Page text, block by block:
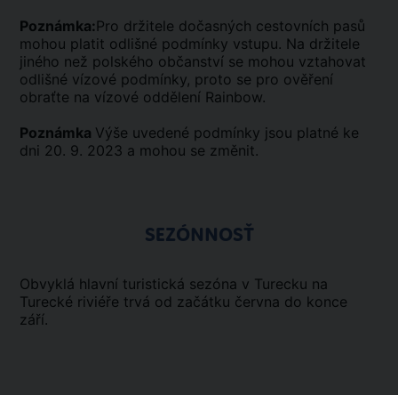
Poznámka: Pro držitele dočasných cestovních pasů
mohou platit odlišné podmínky vstupu. Na držitele
jiného než polského občanství se mohou vztahovat
odlišné vízové podmínky, proto se pro ověření
obraťte na vízové oddělení Rainbow.
Poznámka Výše uvedené podmínky jsou platné ke
dni 20. 9. 2023 a mohou se změnit.
SEZÓNNOSŤ
Obvyklá hlavní turistická sezóna v Turecku na
Turecké riviéře trvá od začátku června do konce
září.